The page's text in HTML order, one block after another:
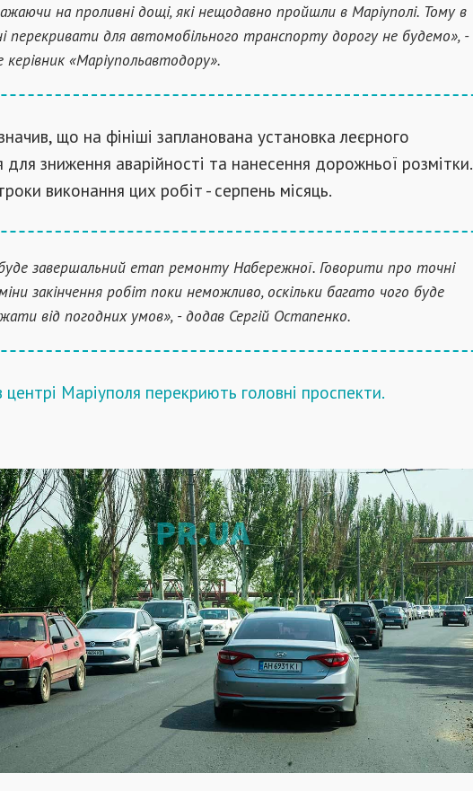
на проливні дощі, які нещодавно пройшли в Маріуполі. Тому в
перекривати для автомобільного транспорту дорогу не будемо», -
керівник «Маріупольавтодору».
що на фініші запланована установка леєрного
зниження аварійності та нанесення дорожньої розмітки.
виконання цих робіт - серпень місяць.
завершальний етап ремонту Набережної. Говорити про точні
закінчення робіт поки неможливо, оскільки багато чого буде
від погодних умов», - додав Сергій Остапенко.
центрі Маріуполя перекриють головні проспекти.